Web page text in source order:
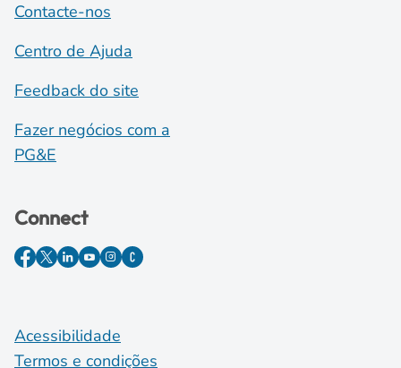
Contacte-nos
Centro de Ajuda
Feedback do site
Fazer negócios com a
PG&E
Connect
Acessibilidade
Termos e condições